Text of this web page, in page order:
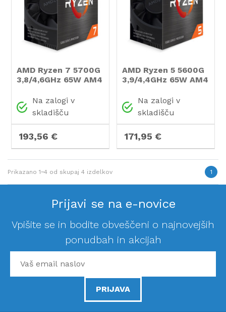
AMD Ryzen 7 5700G
3,8/4,6GHz 65W AM4
hladilnik BOX
procesor
Na zalogi v
skladišču
193,56 €
AMD Ryzen 5 5600G
3,9/4,4GHz 65W AM4
hladilnik BOX
procesor
Na zalogi v
skladišču
171,95 €
Prikazano 1~4 od skupaj 4 izdelkov 1
Prijavi se na e-novice
Vpišite se in bodite obveščeni o najnovejših
ponudbah in akcijah
PRIJAVA